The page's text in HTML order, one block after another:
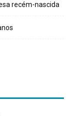
recém-nascida